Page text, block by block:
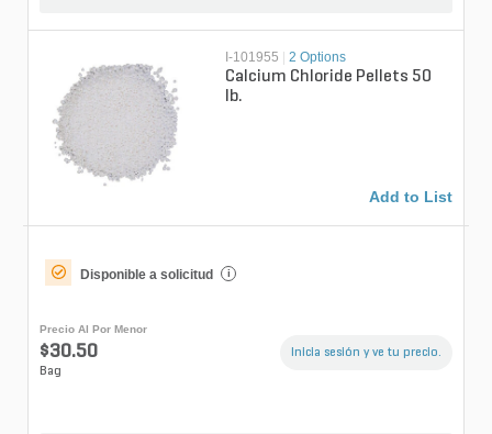
I-101955 | 2 Options
Calcium Chloride Pellets 50
lb.
Add to List
Disponible a solicitud i
Precio Al Por Menor
$30.50
Bag
Inicia sesión y ve tu precio.